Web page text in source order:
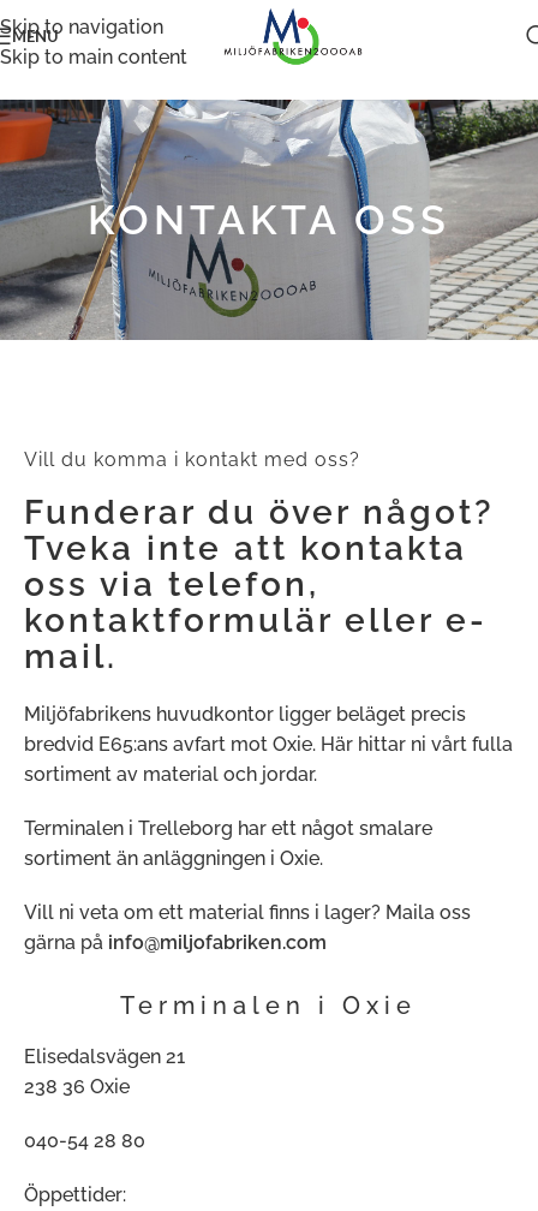
Skip to navigation
Skip to main content
MENU
KONTAKTA OSS
Vill du komma i kontakt med oss?
Funderar du över något?
Tveka inte att kontakta
oss via telefon,
kontaktformulär eller e-
mail.
Miljöfabrikens huvudkontor ligger beläget precis
bredvid E65:ans avfart mot Oxie. Här hittar ni vårt fulla
sortiment av material och jordar.
Terminalen i Trelleborg har ett något smalare
sortiment än anläggningen i Oxie.
Vill ni veta om ett material finns i lager? Maila oss
gärna på info@miljofabriken.com
Terminalen i Oxie
Elisedalsvägen 21
238 36 Oxie
040-54 28 80
Öppettider: